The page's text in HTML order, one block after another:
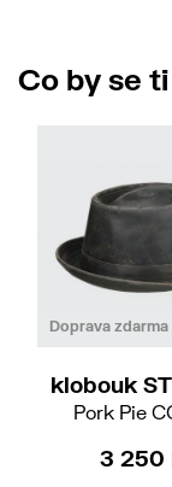
Co by se
Doprava zdarma
55/S59/L
klobouk
Pork Pie
3 250